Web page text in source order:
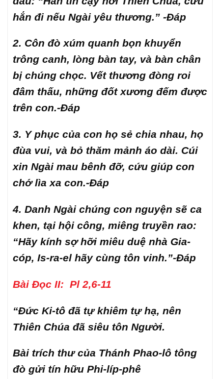
hắn đi nếu Ngài yêu thương.” -Đáp
2. Côn đò xúm quanh bọn khuyển
trông canh, lòng bàn tay, và bàn chân
bị chúng chọc. Vết thương đòng roi
đâm thấu, những đốt xương đếm được
trên con.-Đáp
3. Y phục của con họ sẻ chia nhau, họ
đùa vui, và bỏ thăm mảnh áo dài. Cúi
xin Ngài mau bênh đỡ, cứu giúp con
chớ lìa xa con.-Đáp
4. Danh Ngài chúng con nguyện sẽ ca
khen, tại hội công, miêng truyền rao:
“Hãy kính sợ hỡi miêu duệ nhà Gia-
cóp, Is-ra-el hãy cùng tôn vinh.”-Đáp
Bài Đọc II: Pl 2,6-11
“Đức Ki-tô đã tự khiêm tự hạ, nên
Thiên Chúa đã siêu tôn Người.
Bài trích thư của Thánh Phao-lô tông
đò gửi tín hữu Phi-líp-phê